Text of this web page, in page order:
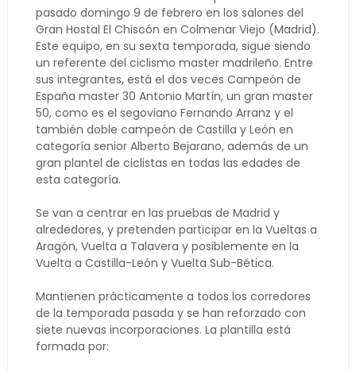
pasado domingo 9 de febrero en los salones del
Gran Hostal El Chiscón en Colmenar Viejo (Madrid).
Este equipo, en su sexta temporada, sigue siendo
un referente del ciclismo master madrileño. Entre
sus integrantes, está el dos veces Campeón de
España master 30 Antonio Martín, un gran master
50, como es el segoviano Fernando Arranz y el
también doble campeón de Castilla y León en
categoría senior Alberto Bejarano, además de un
gran plantel de ciclistas en todas las edades de
esta categoría.
Se van a centrar en las pruebas de Madrid y
alrededores, y pretenden participar en la Vueltas a
Aragón, Vuelta a Talavera y posiblemente en la
Vuelta a Castilla-León y Vuelta Sub-Bética.
Mantienen prácticamente a todos los corredores
de la temporada pasada y se han reforzado con
siete nuevas incorporaciones. La plantilla está
formada por: